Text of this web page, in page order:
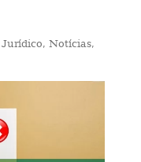
Jurídico, Notícias,